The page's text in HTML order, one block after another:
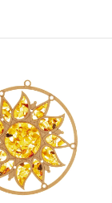
graviert